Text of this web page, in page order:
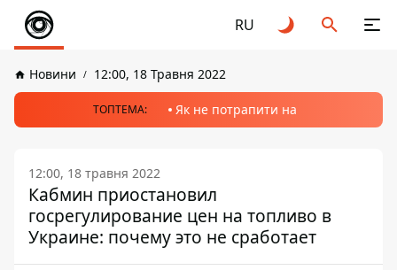
RU
Новини 12:00, 18 Травня 2022
ТОПТЕМА: Як не потрапити на
12:00, 18 травня 2022
Кабмин приостановил
госрегулирование цен на топливо в
Украине: почему это не сработает